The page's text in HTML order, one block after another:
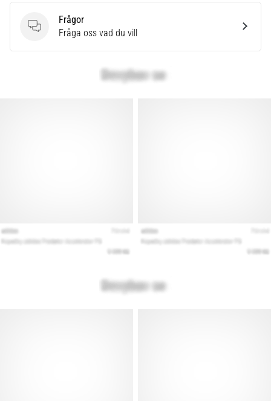
Frågor
Frågor
Fråga oss vad du vill